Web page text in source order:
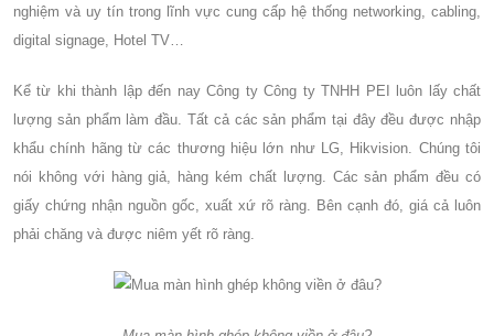
nghiệm và uy tín trong lĩnh vực cung cấp hệ thống networking, cabling,
digital signage, Hotel TV…
Kể từ khi thành lập đến nay Công ty Công ty TNHH PEI luôn lấy chất
lượng sản phẩm làm đầu. Tất cả các sản phẩm tại đây đều được nhập
khẩu chính hãng từ các thương hiệu lớn như LG, Hikvision. Chúng tôi
nói không với hàng giả, hàng kém chất lượng. Các sản phẩm đều có
giấy chứng nhận nguồn gốc, xuất xứ rõ ràng. Bên cạnh đó, giá cả luôn
phải chăng và được niêm yết rõ ràng.